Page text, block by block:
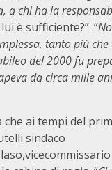
a chi ha la
lui è sufficiente?”. “
tanto più
del 2000 fu
da circa mille
ai tempi del
sindaco